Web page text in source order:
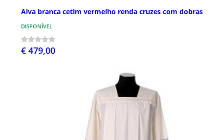
Alva branca cetim vermelho renda cruzes com dobras
DISPONÍVEL
€ 479,00